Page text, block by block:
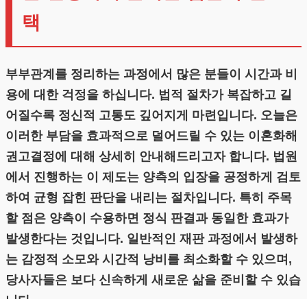
택
부부관계를 정리하는 과정에서 많은 분들이 시간과 비
용에 대한 걱정을 하십니다. 법적 절차가 복잡하고 길
어질수록 정신적 고통도 깊어지게 마련입니다. 오늘은
이러한 부담을 효과적으로 덜어드릴 수 있는 이혼화해
권고결정에 대해 상세히 안내해드리고자 합니다. 법원
에서 진행하는 이 제도는 양측의 입장을 공정하게 검토
하여 균형 잡힌 판단을 내리는 절차입니다. 특히 주목
할 점은 양측이 수용하면 정식 판결과 동일한 효과가
발생한다는 것입니다. 일반적인 재판 과정에서 발생하
는 감정적 소모와 시간적 낭비를 최소화할 수 있으며,
당사자들은 보다 신속하게 새로운 삶을 준비할 수 있습